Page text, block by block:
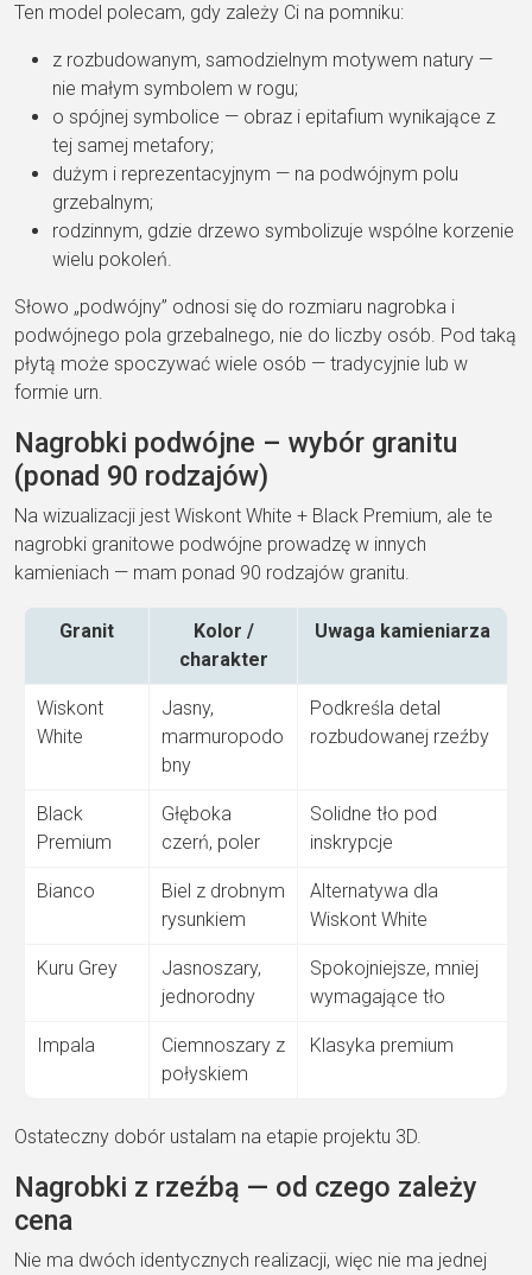
Ten model polecam, gdy zależy Ci na pomniku:
z rozbudowanym, samodzielnym motywem natury —
nie małym symbolem w rogu;
o spójnej symbolice — obraz i epitafium wynikające z
tej samej metafory;
dużym i reprezentacyjnym — na podwójnym polu
grzebalnym;
rodzinnym, gdzie drzewo symbolizuje wspólne korzenie
wielu pokoleń.
Słowo „podwójny” odnosi się do rozmiaru nagrobka i
podwójnego pola grzebalnego, nie do liczby osób. Pod taką
płytą może spoczywać wiele osób — tradycyjnie lub w
formie urn.
Nagrobki podwójne – wybór granitu
(ponad 90 rodzajów)
Na wizualizacji jest Wiskont White + Black Premium, ale te
nagrobki granitowe podwójne prowadzę w innych
kamieniach — mam ponad 90 rodzajów granitu.
Granit
Kolor /
charakter
Uwaga kamieniarza
Wiskont
White
Jasny,
marmuropodo
bny
Podkreśla detal
rozbudowanej rzeźby
Black
Premium
Głęboka
czerń, poler
Solidne tło pod
inskrypcje
Bianco
Biel z drobnym
rysunkiem
Alternatywa dla
Wiskont White
Kuru Grey
Jasnoszary,
jednorodny
Spokojniejsze, mniej
wymagające tło
Impala
Ciemnoszary z
połyskiem
Klasyka premium
Ostateczny dobór ustalam na etapie projektu 3D.
Nagrobki z rzeźbą — od czego zależy
cena
Nie ma dwóch identycznych realizacji, więc nie ma jednej